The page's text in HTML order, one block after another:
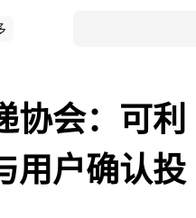
协会：可利
用户确认投